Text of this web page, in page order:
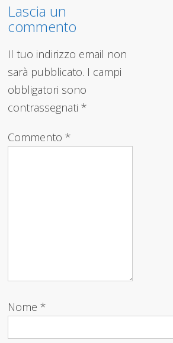
Lascia un
commento
Il tuo indirizzo email non
sarà pubblicato. I campi
obbligatori sono
contrassegnati*
Commento*
Nome*